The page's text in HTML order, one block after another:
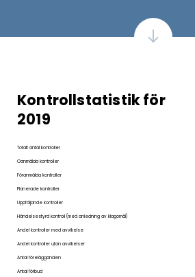
Kontrollstatistik för
2019
Totalt antal kontroller
Oanmälda kontroller
Föranmälda kontroller
Planerade kontroller
Uppföljande kontroller
Händelsestyrd kontroll (med anledning av klagomål)
Andel kontroller med avvikelse
Andel kontroller utan avvikelser
Antal förelägganden
Antal förbud